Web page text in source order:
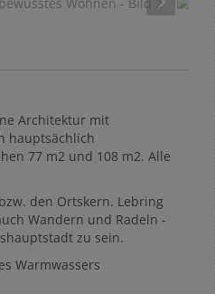
Architektur mit
hauptsächlich
77 m2 und 108 m2. Alle
den Ortskern. Lebring
Wandern und Radeln -
zu sein.
Warmwassers